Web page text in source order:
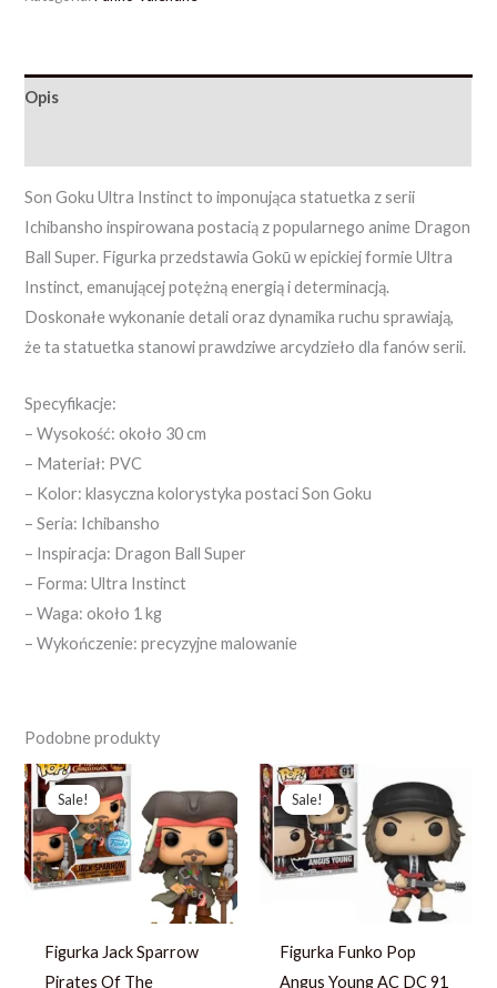
Opis
Son Goku Ultra Instinct to imponująca statuetka z serii
Ichibansho inspirowana postacią z popularnego anime Dragon
Ball Super. Figurka przedstawia Gokū w epickiej formie Ultra
Instinct, emanującej potężną energią i determinacją.
Doskonałe wykonanie detali oraz dynamika ruchu sprawiają,
że ta statuetka stanowi prawdziwe arcydzieło dla fanów serii.
Specyfikacje:
– Wysokość: około 30 cm
– Materiał: PVC
– Kolor: klasyczna kolorystyka postaci Son Goku
– Seria: Ichibansho
– Inspiracja: Dragon Ball Super
– Forma: Ultra Instinct
– Waga: około 1 kg
– Wykończenie: precyzyjne malowanie
Podobne produkty
Sale!
Sale!
Figurka Jack Sparrow
Pirates Of The
Pierwotna
cena
wynosiła:
272,99 zł.
cena
wynosi:
194,99 zł.
Sale!
Sale!
Figurka Funko Pop
Angus Young AC DC 91
Pierwotna
cena
wynosiła:
253,49 zł.
cena
wynosi:
194,99 zł.